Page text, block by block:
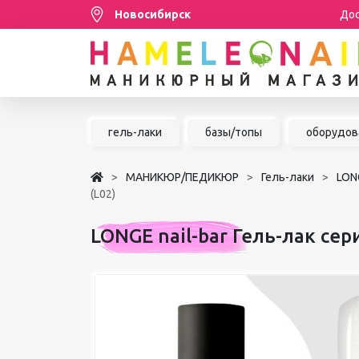
Новосибирск
Распродажа
НАРАЩИВАНИЕ РЕСНИЦ
ШУГАРИНГ/ДЕПИЛЯЦИЯ
АКСЕССУАРЫ
БРЕНДЫ
гель-лаки базы/топы
МАНИКЮР/ПЕДИКЮР Гель-лаки
(L02)
LONGE nail-bar Гель-лак